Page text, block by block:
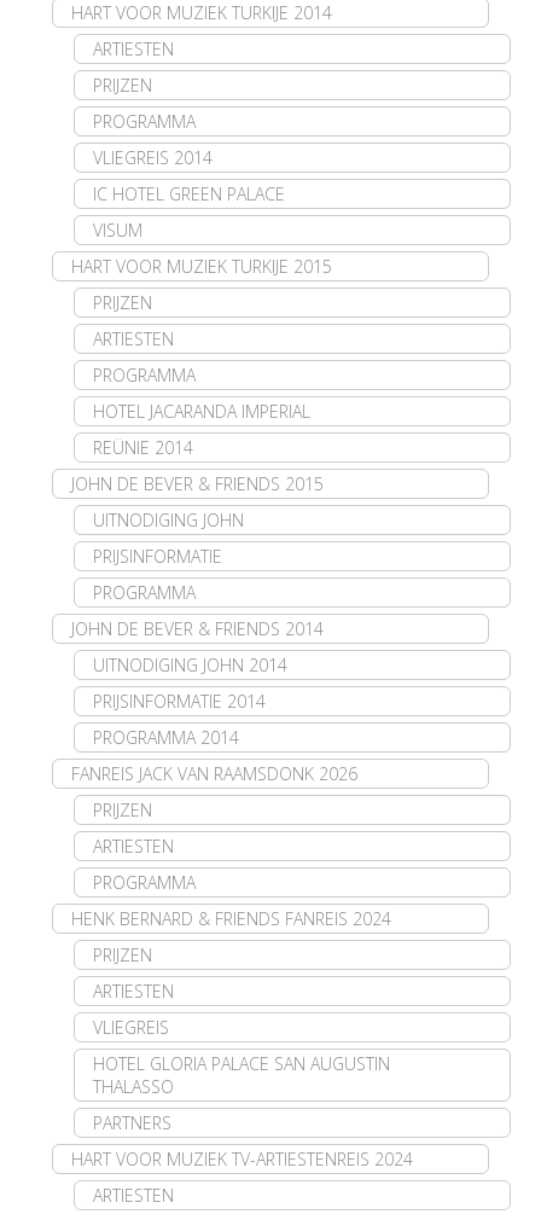
HART VOOR MUZIEK TURKIJE 2014
ARTIESTEN
PRIJZEN
PROGRAMMA
VLIEGREIS 2014
IC HOTEL GREEN PALACE
VISUM
HART VOOR MUZIEK TURKIJE 2015
PRIJZEN
ARTIESTEN
PROGRAMMA
HOTEL JACARANDA IMPERIAL
REÜNIE 2014
JOHN DE BEVER & FRIENDS 2015
UITNODIGING JOHN
PRIJSINFORMATIE
PROGRAMMA
JOHN DE BEVER & FRIENDS 2014
UITNODIGING JOHN 2014
PRIJSINFORMATIE 2014
PROGRAMMA 2014
FANREIS JACK VAN RAAMSDONK 2026
PRIJZEN
ARTIESTEN
PROGRAMMA
HENK BERNARD & FRIENDS FANREIS 2024
PRIJZEN
ARTIESTEN
VLIEGREIS
HOTEL GLORIA PALACE SAN AUGUSTIN
THALASSO
PARTNERS
HART VOOR MUZIEK TV-ARTIESTENREIS 2024
ARTIESTEN